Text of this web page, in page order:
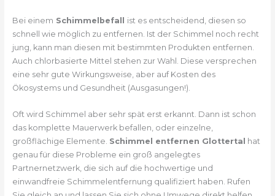
Bei einem Schimmelbefall ist es entscheidend, diesen so
schnell wie möglich zu entfernen. Ist der Schimmel noch recht
jung, kann man diesen mit bestimmten Produkten entfernen.
Auch chlorbasierte Mittel stehen zur Wahl. Diese versprechen
eine sehr gute Wirkungsweise, aber auf Kosten des
Ökosystems und Gesundheit (Ausgasungen!).
Oft wird Schimmel aber sehr spät erst erkannt. Dann ist schon
das komplette Mauerwerk befallen, oder einzelne,
großflächige Elemente. Schimmel entfernen Glottertal hat
genau für diese Probleme ein groß angelegtes
Partnernetzwerk, die sich auf die hochwertige und
einwandfreie Schimmelentfernung qualifiziert haben. Rufen